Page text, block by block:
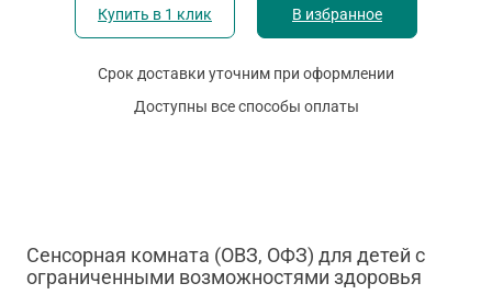
Купить в 1 клик В избранное
Срок доставки уточним при оформлении
Доступны все способы оплаты
Сенсорная комната (ОВЗ, ОФЗ) для детей с
ограниченными возможностями здоровья